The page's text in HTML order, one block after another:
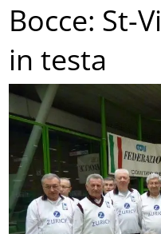
Bocce: St-
in testa